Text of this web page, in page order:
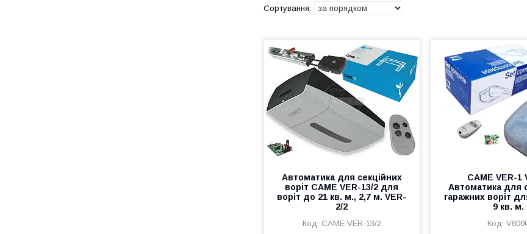
Автоматика для секційних
воріт CAME VER-13/2 для
воріт до 21 кв. м., 2,7 м. VER-
2/2
CAME VER-13/2
CAME VER-1
Автоматика для
гаражних воріт
9 кв. м.